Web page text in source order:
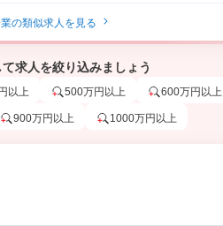
の類似求人を見る
求人を絞り込みましょう
以上 500万円以上 600万円以上
900万円以上 1000万円以上